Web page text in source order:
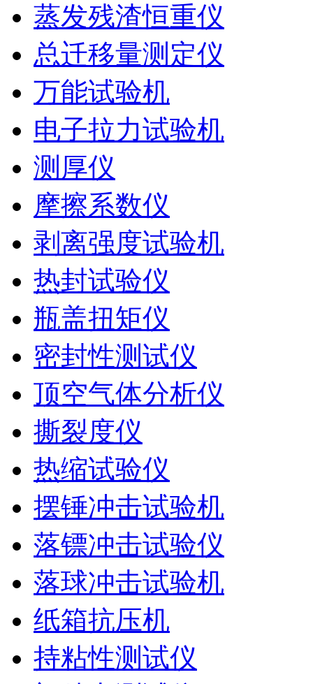
蒸发残渣恒重仪
总迁移量测定仪
万能试验机
电子拉力试验机
测厚仪
摩擦系数仪
剥离强度试验机
热封试验仪
瓶盖扭矩仪
密封性测试仪
顶空气体分析仪
撕裂度仪
热缩试验仪
摆锤冲击试验机
落镖冲击试验仪
落球冲击试验机
纸箱抗压机
持粘性测试仪